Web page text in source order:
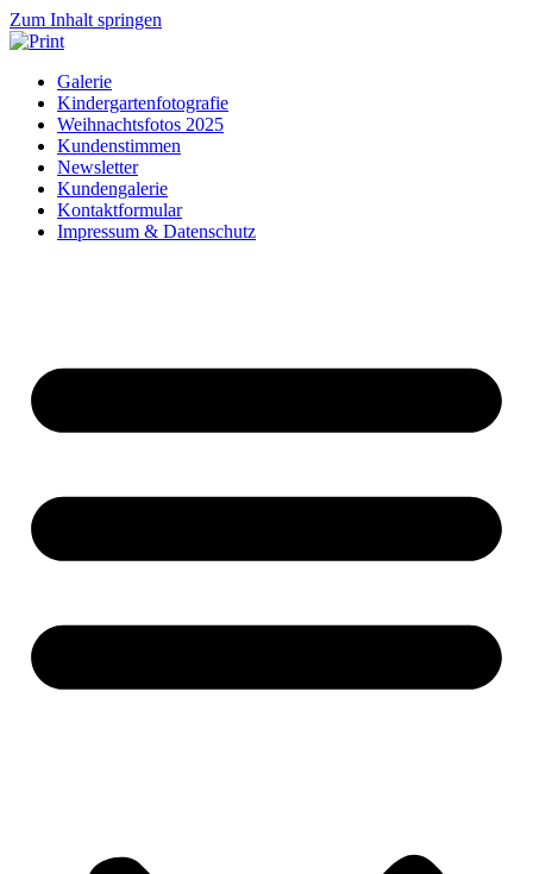
Zum Inhalt springen
Galerie
Kindergartenfotografie
Weihnachtsfotos 2025
Kundenstimmen
Newsletter
Kundengalerie
Kontaktformular
Impressum & Datenschutz